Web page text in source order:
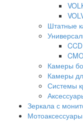
Штатные
Камеры
Камеры
Системы
Зеркала с
Мотоаксессуары